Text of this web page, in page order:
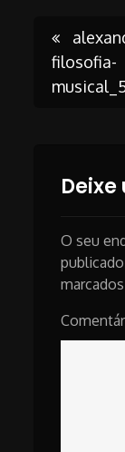
filosofia-
O seu